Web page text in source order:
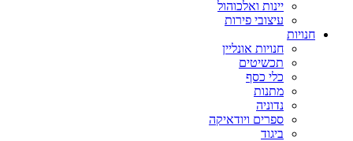
יינות ואלכוהול
עיצובי פירות
חנויות
חנויות אונליין
תכשיטים
כלי כסף
מתנות
נדוניה
ספרים ויודאיקה
ביגוד